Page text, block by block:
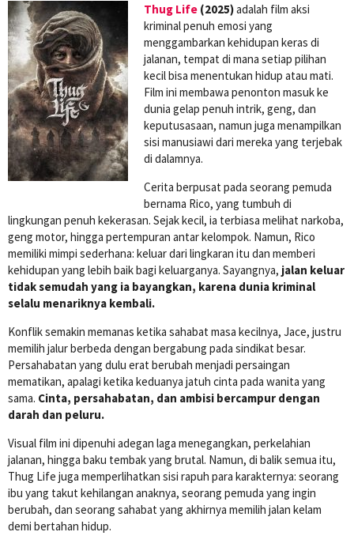
Thug Life (2025)adalah film aksi
kriminal penuh emosi yang
menggambarkan kehidupan keras di
jalanan, tempat di mana setiap pilihan
kecil bisa menentukan hidup atau mati.
Film ini membawa penonton masuk ke
dunia gelap penuh intrik, geng, dan
keputusasaan, namun juga menampilkan
sisi manusiawi dari mereka yang terjebak
di dalamnya.
Cerita berpusat pada seorang pemuda
bernama Rico, yang tumbuh di
lingkungan penuh kekerasan. Sejak kecil, ia terbiasa melihat narkoba,
geng motor, hingga pertempuran antar kelompok. Namun, Rico
memiliki mimpi sederhana: keluar dari lingkaran itu dan memberi
kehidupan yang lebih baik bagi keluarganya. Sayangnya, jalan keluar
tidak semudah yang ia bayangkan, karena dunia kriminal
selalu menariknya kembali.
Konflik semakin memanas ketika sahabat masa kecilnya, Jace, justru
memilih jalur berbeda dengan bergabung pada sindikat besar.
Persahabatan yang dulu erat berubah menjadi persaingan
mematikan, apalagi ketika keduanya jatuh cinta pada wanita yang
sama. Cinta, persahabatan, dan ambisi bercampur dengan
darah dan peluru.
Visual film ini dipenuhi adegan laga menegangkan, perkelahian
jalanan, hingga baku tembak yang brutal. Namun, di balik semua itu,
Thug Life juga memperlihatkan sisi rapuh para karakternya: seorang
ibu yang takut kehilangan anaknya, seorang pemuda yang ingin
berubah, dan seorang sahabat yang akhirnya memilih jalan kelam
demi bertahan hidup.